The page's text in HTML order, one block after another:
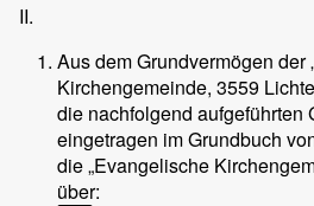
II.
Aus dem Grundvermögen der
Kirchengemeinde, 3559
die nachfolgend aufgeführten
eingetragen im Grundbuch
die „Evangelische
über: